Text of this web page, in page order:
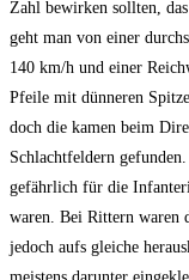
Zahl bewirken sollten,
geht man von einer
140 km/h und einer
Pfeile mit dünneren
doch die kamen beim
Schlachtfeldern
gefährlich für die
waren. Bei Rittern waren
jedoch aufs gleiche